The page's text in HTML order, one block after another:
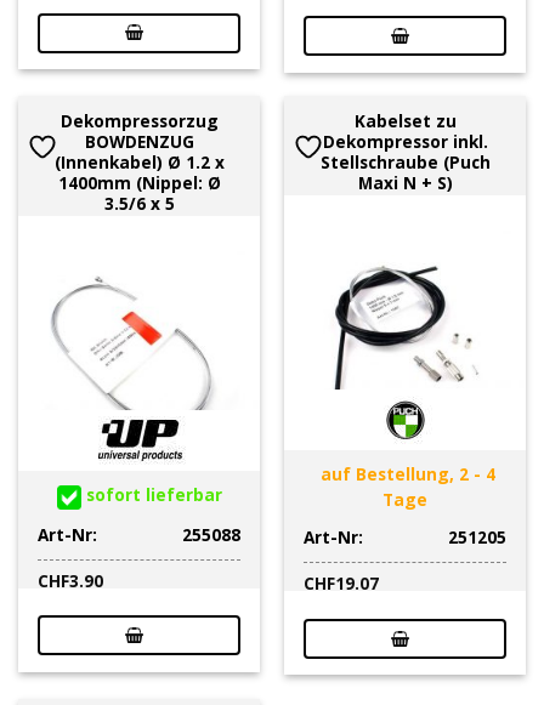
Dekompressorzug
BOWDENZUG
(Innenkabel) Ø 1.2 x
1400mm (Nippel: Ø
3.5/6 x 5
sofort lieferbar
Art-Nr:
255088
CHF3.90
Kabelset zu
Dekompressor inkl.
Stellschraube (Puch
Maxi N + S)
auf Bestellung, 2 - 4
Tage
Art-Nr:
251205
CHF19.07